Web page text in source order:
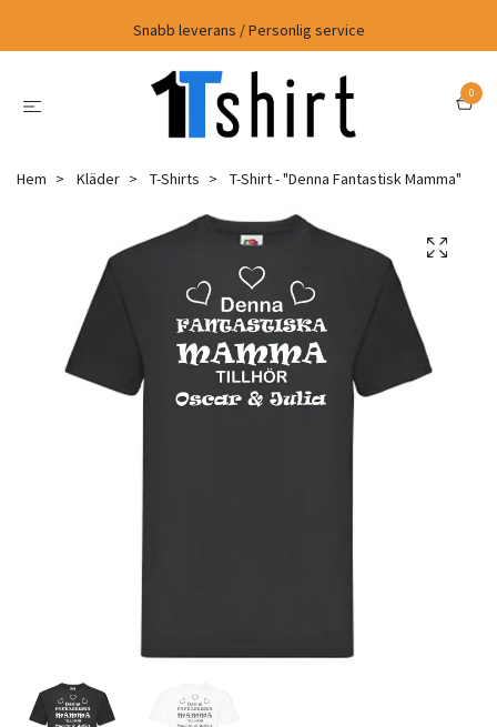
Snabb leverans / Personlig service
0
Hem Kläder T-Shirts T-Shirt - "Denna Fantastisk Mamma"